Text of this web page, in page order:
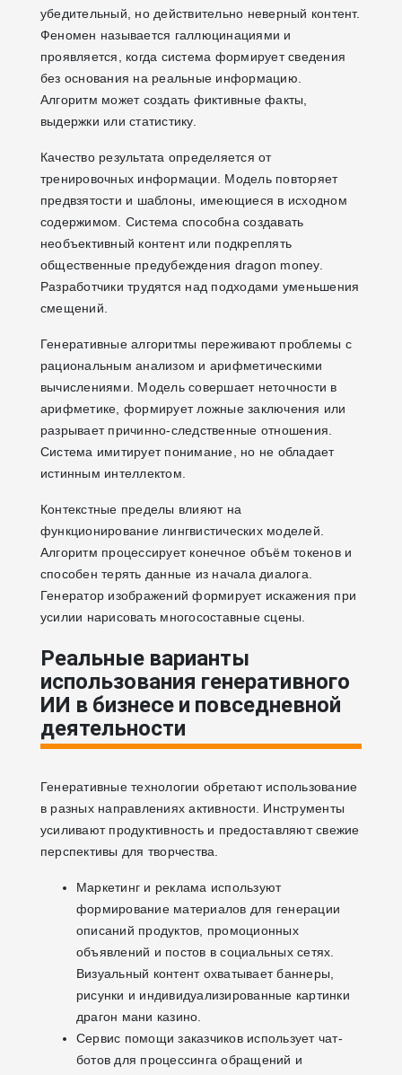
убедительный, но действительно неверный контент.
Феномен называется галлюцинациями и
проявляется, когда система формирует сведения
без основания на реальные информацию.
Алгоритм может создать фиктивные факты,
выдержки или статистику.
Качество результата определяется от
тренировочных информации. Модель повторяет
предвзятости и шаблоны, имеющиеся в исходном
содержимом. Система способна создавать
необъективный контент или подкреплять
общественные предубеждения dragon money.
Разработчики трудятся над подходами уменьшения
смещений.
Генеративные алгоритмы переживают проблемы с
рациональным анализом и арифметическими
вычислениями. Модель совершает неточности в
арифметике, формирует ложные заключения или
разрывает причинно-следственные отношения.
Система имитирует понимание, но не обладает
истинным интеллектом.
Контекстные пределы влияют на
функционирование лингвистических моделей.
Алгоритм процессирует конечное объём токенов и
способен терять данные из начала диалога.
Генератор изображений формирует искажения при
усилии нарисовать многосоставные сцены.
Реальные варианты
использования генеративного
ИИ в бизнесе и повседневной
деятельности
Генеративные технологии обретают использование
в разных направлениях активности. Инструменты
усиливают продуктивность и предоставляют свежие
перспективы для творчества.
Маркетинг и реклама используют
формирование материалов для генерации
описаний продуктов, промоционных
объявлений и постов в социальных сетях.
Визуальный контент охватывает баннеры,
рисунки и индивидуализированные картинки
драгон мани казино.
Сервис помощи заказчиков использует чат-
ботов для процессинга обращений и